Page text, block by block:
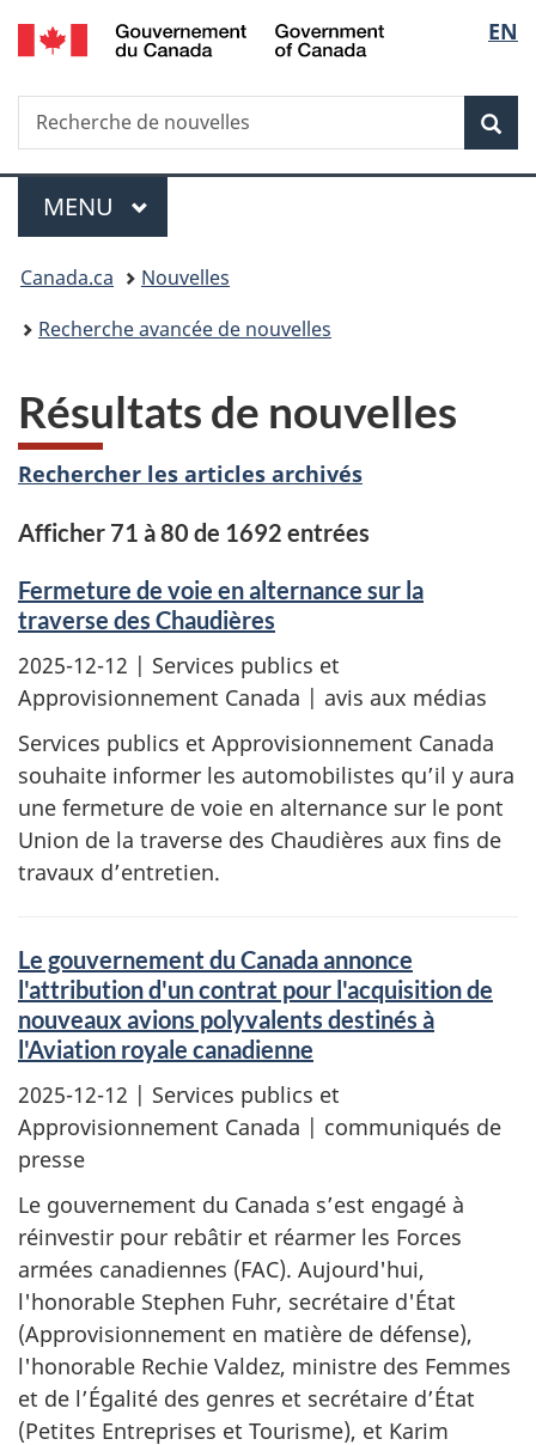
Passer
au
Passer
à
du
Passer
à
simplifiée
de
la
EN
Recherche
Recherche
de
Menu
MENU PRINCIPAL
Vous
êtes
Canada.ca
Nouvelles
Recherche avancée de nouvelles
Résultats de nouvelles
Rechercher les articles archivés
Afficher 71 à 80 de 1692 entrées
Fermeture de voie en alternance sur la
traverse des Chaudières
2025-12-12 | Services publics et
Approvisionnement Canada | avis aux médias
Services publics et Approvisionnement Canada
souhaite informer les automobilistes qu’il y aura
une fermeture de voie en alternance sur le pont
Union de la traverse des Chaudières aux fins de
travaux d’entretien.
Le gouvernement du Canada annonce
l'attribution d'un contrat pour l'acquisition de
nouveaux avions polyvalents destinés à
l'Aviation royale canadienne
2025-12-12 | Services publics et
Approvisionnement Canada | communiqués de
presse
Le gouvernement du Canada s’est engagé à
réinvestir pour rebâtir et réarmer les Forces
armées canadiennes (FAC). Aujourd'hui,
l'honorable Stephen Fuhr, secrétaire d'État
(Approvisionnement en matière de défense),
l'honorable Rechie Valdez, ministre des Femmes
et de l’Égalité des genres et secrétaire d’État
(Petites Entreprises et Tourisme), et Karim